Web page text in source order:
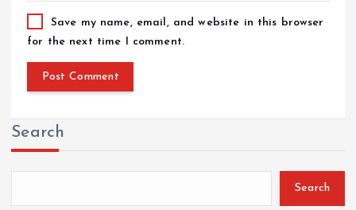
Save my name, email, and website in this browser
for the next time I comment.
Search
Search